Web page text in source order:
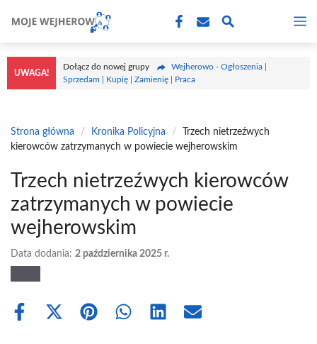
treści
UWAGA!
Dołącz do nowej grupy
Wejherowo - Ogłoszenia |
Sprzedam | Kupię | Zamienię | Praca
Strona główna / Kronika Policyjna /
Trzech nietrzeźwych
kierowców zatrzymanych w powiecie wejherowskim
Trzech nietrzeźwych kierowców
zatrzymanych w powiecie
wejherowskim
Data dodania: 2 października 2025 r.
Share
Share Share Share Share Share